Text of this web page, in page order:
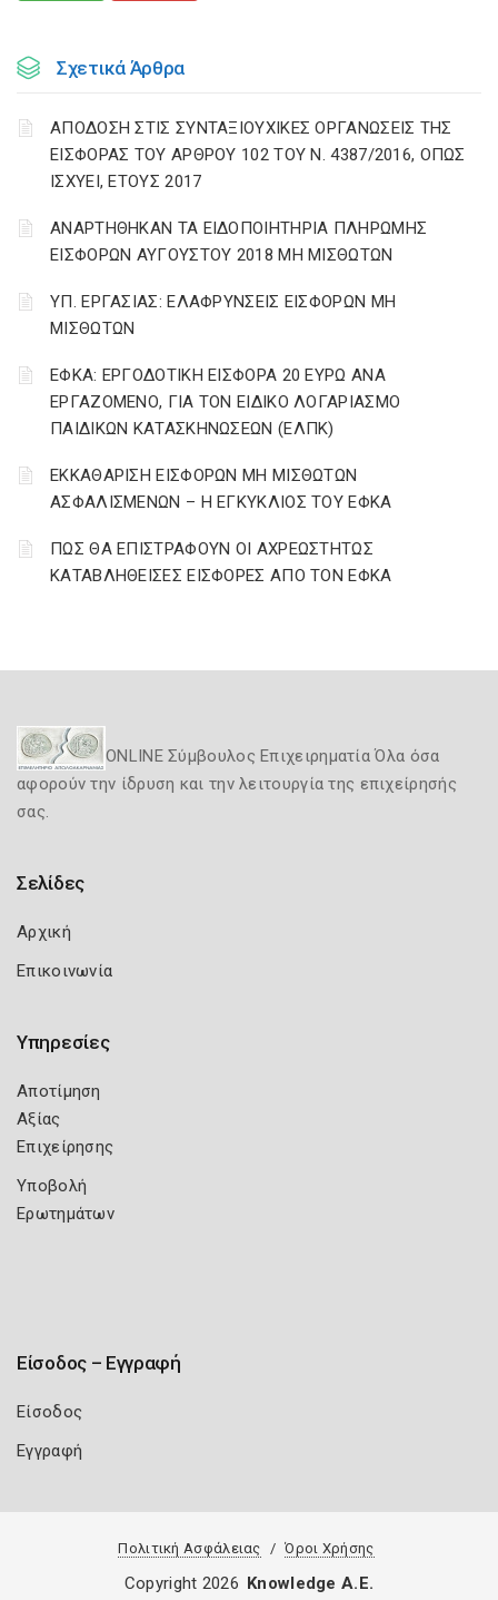
Σχετικά Άρθρα
ΑΠΟΔΟΣΗ ΣΤΙΣ ΣΥΝΤΑΞΙΟΥΧΙΚΕΣ ΟΡΓΑΝΩΣΕΙΣ ΤΗΣ
ΕΙΣΦΟΡΑΣ ΤΟΥ ΑΡΘΡΟΥ 102 ΤΟΥ Ν. 4387/2016, ΟΠΩΣ
ΙΣΧΥΕΙ, ΕΤΟΥΣ 2017
ΑΝΑΡΤΗΘΗΚΑΝ ΤΑ ΕΙΔΟΠΟΙΗΤΗΡΙΑ ΠΛΗΡΩΜΗΣ
ΕΙΣΦΟΡΩΝ ΑΥΓΟΥΣΤΟΥ 2018 ΜΗ ΜΙΣΘΩΤΩΝ
ΥΠ. ΕΡΓΑΣΙΑΣ: ΕΛΑΦΡΥΝΣΕΙΣ ΕΙΣΦΟΡΩΝ ΜΗ
ΜΙΣΘΩΤΩΝ
ΕΦΚΑ: ΕΡΓΟΔΟΤΙΚΗ ΕΙΣΦΟΡΑ 20 ΕΥΡΩ ΑΝΑ
ΕΡΓΑΖΟΜΕΝΟ, ΓΙΑ ΤΟΝ ΕΙΔΙΚΟ ΛΟΓΑΡΙΑΣΜΟ
ΠΑΙΔΙΚΩΝ ΚΑΤΑΣΚΗΝΩΣΕΩΝ (ΕΛΠΚ)
ΕΚΚΑΘΑΡΙΣΗ ΕΙΣΦΟΡΩΝ ΜΗ ΜΙΣΘΩΤΩΝ
ΑΣΦΑΛΙΣΜΕΝΩΝ – Η ΕΓΚΥΚΛΙΟΣ ΤΟΥ ΕΦΚΑ
ΠΩΣ ΘΑ ΕΠΙΣΤΡΑΦΟΥΝ ΟΙ ΑΧΡΕΩΣΤΗΤΩΣ
ΚΑΤΑΒΛΗΘΕΙΣΕΣ ΕΙΣΦΟΡΕΣ ΑΠΟ ΤΟΝ ΕΦΚΑ
ONLINE Σύμβουλος Επιχειρηματία Όλα όσα
αφορούν την ίδρυση και την λειτουργία της επιχείρησής
σας.
Σελίδες
Αρχική
Επικοινωνία
Υπηρεσίες
Αποτίμηση
Αξίας
Επιχείρησης
Υποβολή
Ερωτημάτων
Είσοδος – Εγγραφή
Είσοδος
Εγγραφή
Πολιτική Ασφάλειας Όροι Χρήσης
Copyright 2026 Knowledge A.E.